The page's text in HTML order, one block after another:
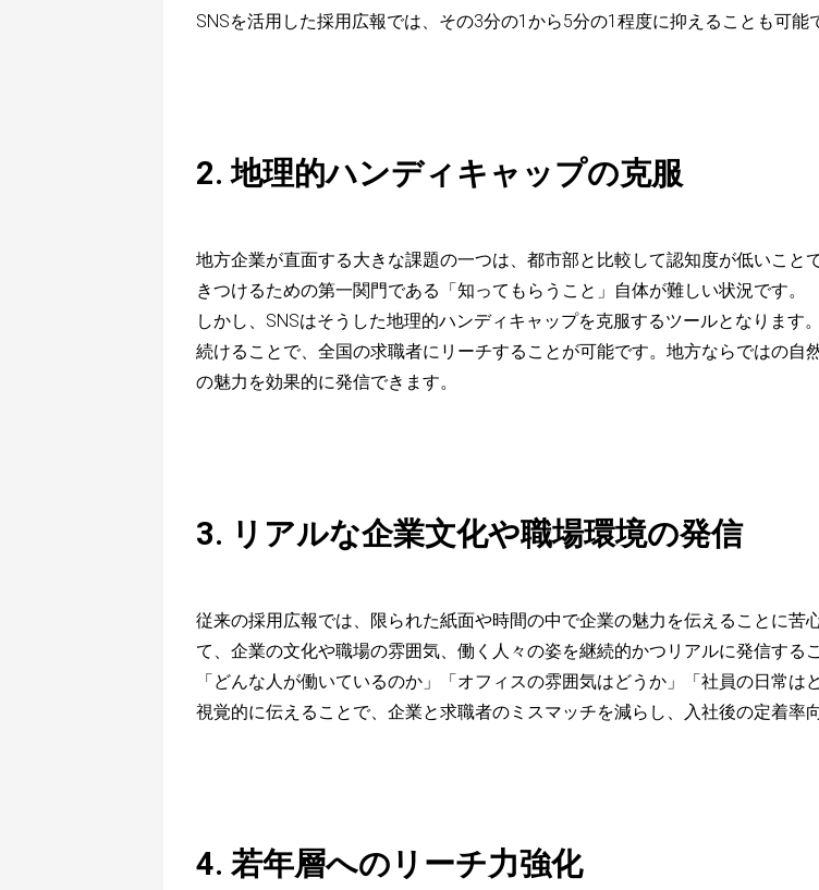
SNSを活用した採用広報では、その3分の1から5分の1程度に抑えることも可能
2. 地理的ハンディキャップの克服
地方企業が直面する大きな課題の一つは、都市部と比較して認知度が低いこと
きつけるための第一関門である「知ってもらうこと」自体が難しい状況です。
しかし、SNSはそうした地理的ハンディキャップを克服するツールとなりま
続けることで、全国の求職者にリーチすることが可能です。地方ならではの
の魅力を効果的に発信できます。
3. リアルな企業文化や職場環境の発信
従来の採用広報では、限られた紙面や時間の中で企業の魅力を伝えることに苦
て、企業の文化や職場の雰囲気、働く人々の姿を継続的かつリアルに発信する
「どんな人が働いているのか」「オフィスの雰囲気はどうか」「社員の日常
視覚的に伝えることで、企業と求職者のミスマッチを減らし、入社後の定着率
4. 若年層へのリーチ力強化